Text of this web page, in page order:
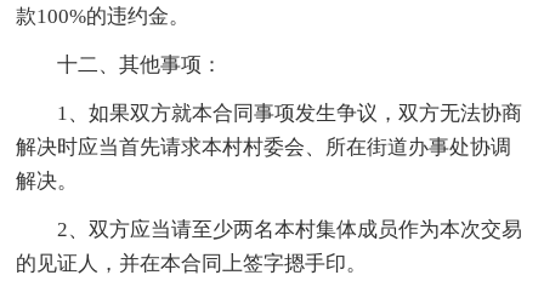
款100%的违约金。
十二、其他事项：
1、如果双方就本合同事项发生争议，双方无法协商
解决时应当首先请求本村村委会、所在街道办事处协调
解决。
2、双方应当请至少两名本村集体成员作为本次交易
的见证人，并在本合同上签字摁手印。